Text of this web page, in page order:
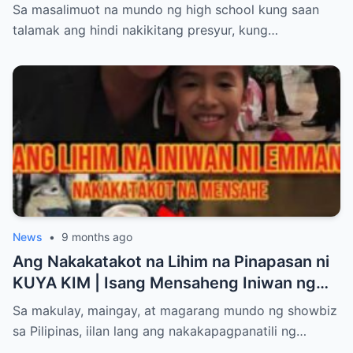
biglaang pagkawala ng malay, hindi
maipaliwanag na pananakit, at ilang kaso
ng mga medical device malfunction na
halos magdulot ng panganib sa buhay. Ang
mga staff ay tinawag nang higit pa sa
karaniwan upang ma-kontrol ang
sitwasyon, ngunit tila may nangyaring
hindi nila maipaliwanag. Si Manang IMEE,
na kilala sa kanyang matapang at matalas
na pag-iisip, ay hindi lamang nanood. Ayon
sa kanya sa isang pribadong panayam,
“Hindi ko inaasahan na makakakita ako ng
ganoong eksena sa St. Luke’s. Para akong
nasa isang pelikula na hindi ko gusto
manood, ngunit kailangan kong malaman
ang katotohanan.” Ang balita ay mabilis
Sa masalimuot na mundo ng high school kung saan
talamak ang hindi nakikitang presyur, kung…
News • 9 months ago
Ang Nakakatakot na Lihim na Pinapasan ni
KUYA KIM | Isang Mensaheng Iniwan ng
Anak Bago Umalis
Sa makulay, maingay, at magarang mundo ng showbiz
sa Pilipinas, iilan lang ang nakakapagpanatili ng…